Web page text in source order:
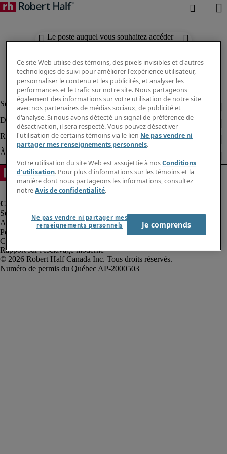
Le poste auquel vous souhaitez accéder
Alerte à la fraude
Politique de confidentialité
Conditions d’utilisation
Rapport sur l'esclavage moderne
Robert Half Canada Inc. Tous droits réservés.
Ce site Web utilise des témoins, des pixels invisibles et d'autres
technologies de suivi pour améliorer l'expérience utilisateur,
personnaliser le contenu et les publicités, et analyser les
performances et le trafic sur notre site. Nous partageons
également des informations sur votre utilisation de notre site
avec nos partenaires de médias sociaux, de publicité et
d'analyse. Si nous avons détecté un signal de préférence de
désactivation, il sera respecté. Vous pouvez désactiver
l'utilisation de certains témoins via le lien Ne pas vendre ni
partager mes renseignements personnels.
Votre utilisation du site Web est assujettie à nosConditions
d'utilisation. Pour plus d'informations sur les témoins et la
manière dont nous partageons les informations, consultez
notreAvis de confidentialité.
Ne pas vendre ni partager mes
renseignements personnels
Je comprends